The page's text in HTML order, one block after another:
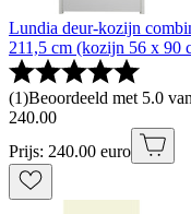
Lundia deur-kozijn
211,5 cm (kozijn 56 x 90
(1)Beoordeeld met 5.0
240.00
Prijs: 240.00 euro